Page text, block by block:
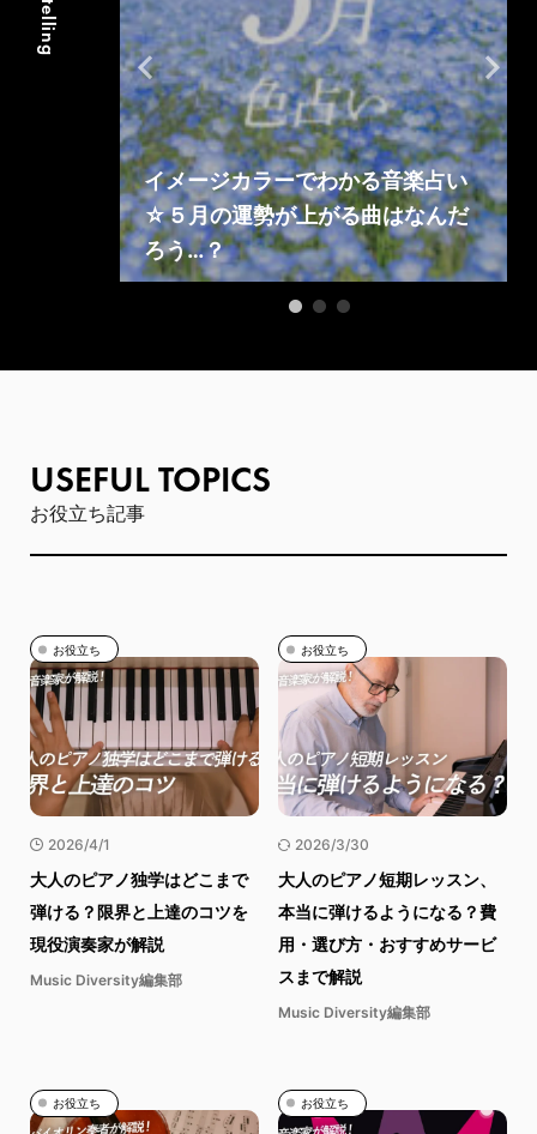
イメージカラーでわかる音楽占い
☆５月の運勢が上がる曲はなんだ
ろう…？
USEFUL TOPICS
お役立ち記事
お役立ち
2026/4/1
大人のピアノ独学はどこまで
弾ける？限界と上達のコツを
現役演奏家が解説
Music Diversity編集部
お役立ち
2026/3/30
大人のピアノ短期レッスン、
本当に弾けるようになる？費
用・選び方・おすすめサービ
スまで解説
Music Diversity編集部
お役立ち お役立ち